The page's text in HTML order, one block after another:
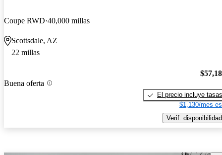
Coupe RWD 40,000 millas
Scottsdale, AZ
22 millas
Buena oferta
El precio incluye tasas
$1,130/mes
Verif. disponibilidad